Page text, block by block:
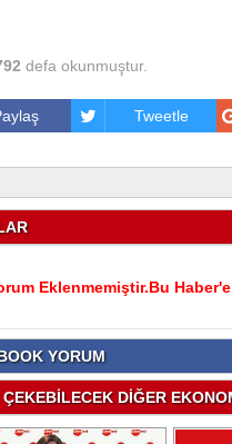
defa okunmuştur.
Tweetle
Eklenmemiştir.Bu
YORUM
DİĞER